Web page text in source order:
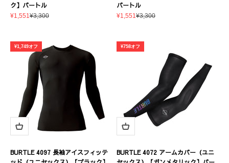
ク】バートル
セール価格
¥1,551 通常価格
¥3,300
バートル
セール価格
¥1,551 通常価格
¥3,300
¥1,749オフ
BURTLE 4097 長袖アイスフィッテ
¥758オフ
BURTLE 4072 アームカバー（ユニ